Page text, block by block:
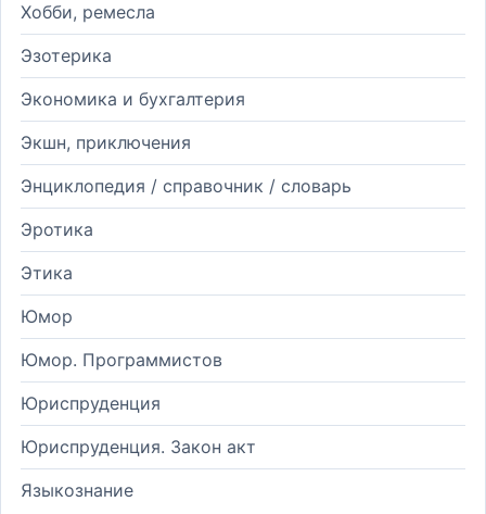
Хобби, ремесла
Эзотерика
Экономика и бухгалтерия
Экшн, приключения
Энциклопедия / справочник / словарь
Эротика
Этика
Юмор
Юмор. Программистов
Юриспруденция
Юриспруденция. Закон акт
Языкознание